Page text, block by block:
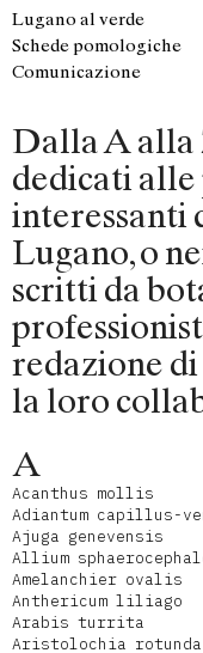
Lugano al verde
Schede pomologiche
Comunicazione
Dalla A alla
dedicati
interessanti
Lugano, o
scritti da
redazione
la loro
A
Acanthus mollis
Adiantum capillus-
Ajuga genevensis
Allium
Amelanchier ovalis
Anthericum liliago
Arabis turrita
Aristolochia rotunda